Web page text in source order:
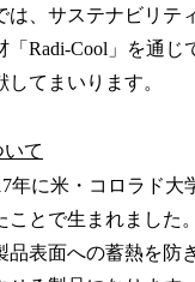
、サステナビリ
Radi-Cool」を通
てまいります。
て
年に米・コロラド
とで生まれまし
表面への蓄熱を防